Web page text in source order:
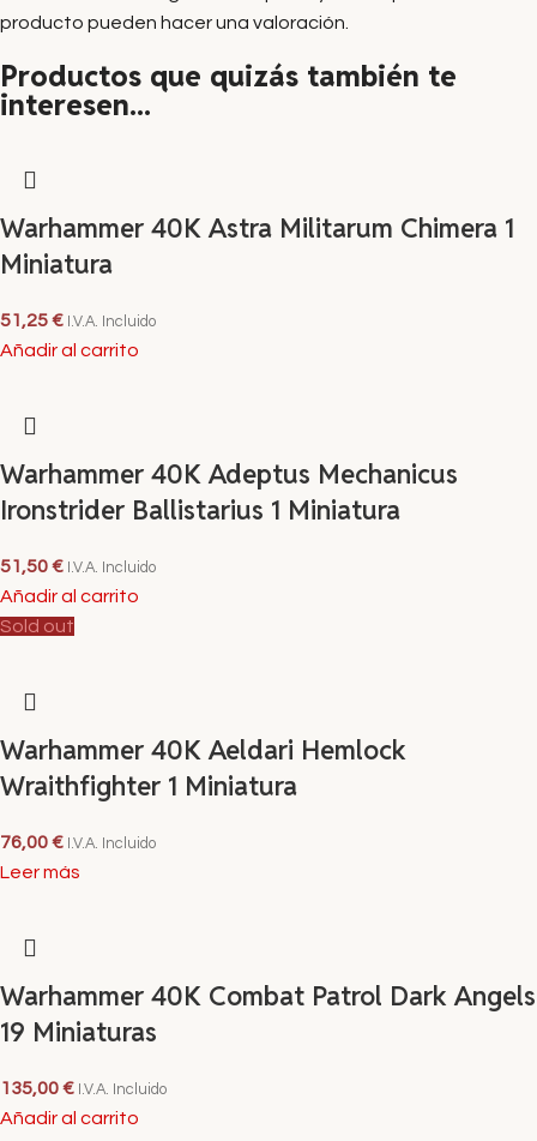
producto pueden hacer una valoración.
Productos que quizás también te
interesen...
Warhammer 40K Astra Militarum Chimera 1
Miniatura
51,25€ I.V.A. Incluido
Añadir al carrito
Warhammer 40K Adeptus Mechanicus
Ironstrider Ballistarius 1 Miniatura
51,50€ I.V.A. Incluido
Añadir al carrito
Sold out
Warhammer 40K Aeldari Hemlock
Wraithfighter 1 Miniatura
76,00€ I.V.A. Incluido
Leer más
Warhammer 40K Combat Patrol Dark Angels
19 Miniaturas
135,00€ I.V.A. Incluido
Añadir al carrito